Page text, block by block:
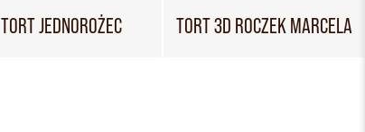
TORT JEDNOROŻEC TORT 3D ROCZEK MARCELA